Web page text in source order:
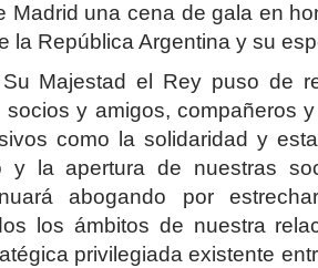
Madrid una cena de gala en
la República Argentina y su
Majestad el Rey puso de
socios y amigos, compañeros
como la solidaridad y
y la apertura de nuestras
abogando por
los ámbitos de nuestra
privilegiada existente